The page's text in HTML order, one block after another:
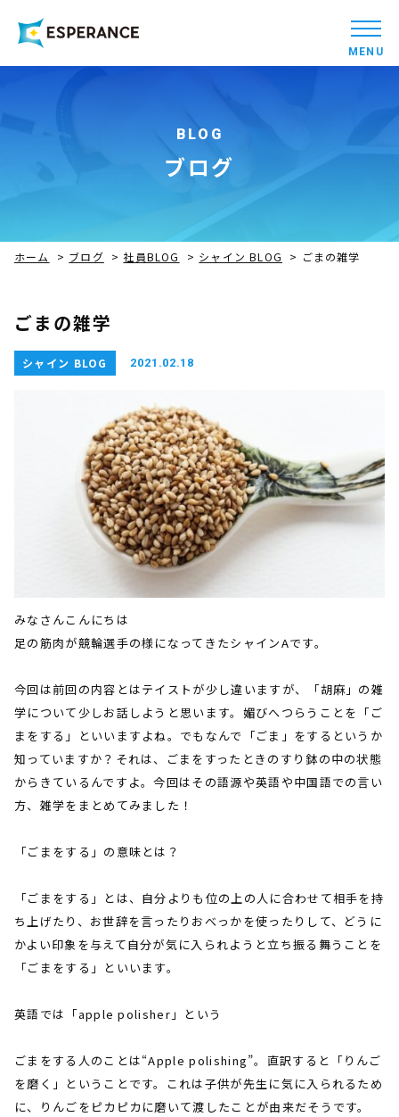
MENU
BLOG
ブログ
ホーム > ブログ > 社員BLOG > シャイン BLOG > ごまの雑学
ごまの雑学
シャイン BLOG 2021.02.18
みなさんこんにちは
足の筋肉が競輪選手の様になってきたシャインAです。
今回は前回の内容とはテイストが少し違いますが、「胡麻」の雑
学について少しお話しようと思います。媚びへつらうことを「ご
まをする」といいますよね。でもなんで「ごま」をするというか
知っていますか？それは、ごまをすったときのすり鉢の中の状態
からきているんですよ。今回はその語源や英語や中国語での言い
方、雑学をまとめてみました！
「ごまをする」の意味とは？
「ごまをする」とは、自分よりも位の上の人に合わせて相手を持
ち上げたり、お世辞を言ったりおべっかを使ったりして、どうに
かよい印象を与えて自分が気に入られようと立ち振る舞うことを
「ごまをする」といいます。
英語では「apple polisher 」という
ごまをする人のことは“Apple polishing”。直訳すると「りんご
を磨く」ということです。これは子供が先生に気に入られるため
に、りんごをピカピカに磨いて渡したことが由来だそうです。